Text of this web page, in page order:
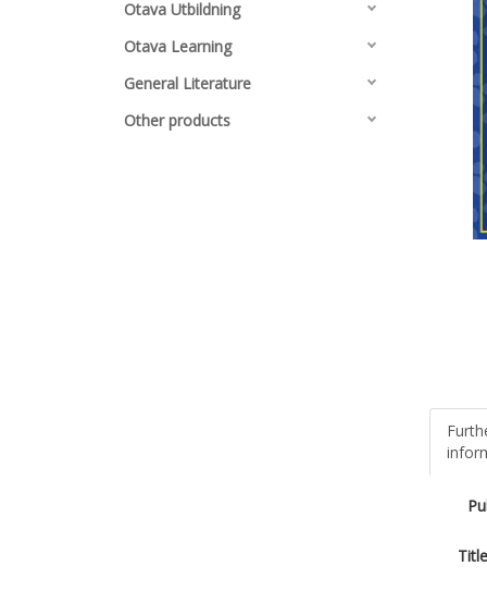
Otava Utbildning
Otava Learning
General Literature
Other products